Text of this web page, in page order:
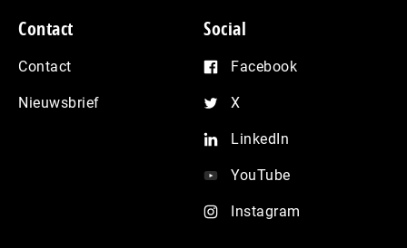
Contact
Contact
Nieuwsbrief
Social
Facebook
X
LinkedIn
YouTube
Instagram